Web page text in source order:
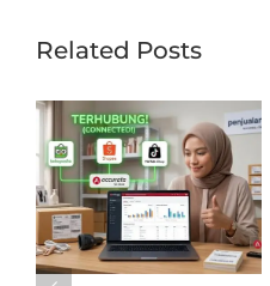
Related Posts